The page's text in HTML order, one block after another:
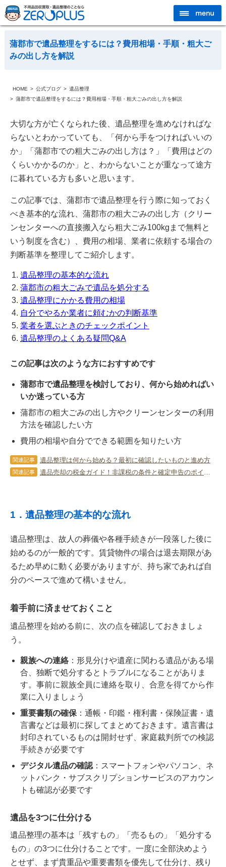
蒲郡市で遺品整理をするには？費用相場・手順・粗大ご
みの出し方を解説
HOME 公式ブログ
遺品整理
蒲郡市で遺品整理をするには？費用相場・手順・粗大ごみの出し方を解説
大切な方が亡くなられた後、遺品整理を進めなければな
らないとわかっていても、「何から手をつければいいの
か」「蒲郡市での粗大ごみの出し方は？」「費用はどの
くらいかかるのか」と、わからないことが重なって途方
に暮れている方も多いと思います。
この記事では、蒲郡市で遺品整理を行う際に知っておく
べき基本的な流れ、蒲郡市の粗大ごみの出し方（クリー
ンセンターへの直接搬入なら粗大ごみ100kgまで無料と
いう制度を含む）、費用の相場、業者に依頼する場合の
判断基準を整理してご紹介します。
遺品整理の基本的な流れ
蒲郡市の粗大ごみで遺品を処分する
遺品整理にかかる費用の相場
自分でやるか業者に頼むかの判断基準
業者を選ぶときのチェックポイント
遺品整理のよくある疑問Q&A
この記事は次のような方におすすめです
蒲郡市で遺品整理を検討しており、何から始めればい
いか迷っている方
蒲郡市の粗大ごみの出し方やクリーンセンターの利用
方法を確認したい方
費用の相場や自分でできる範囲を知りたい方
関連記事 遺品整理は何から始める？最初に確認したいものと進め方
関連記事 遺品売却の税金ガイド！非課税の条件と確定申告のポイント
1．遺品整理の基本的な流れ
遺品整理は、故人の葬儀や各種手続きが一段落した後に
始めるのが一般的です。賃貸物件の場合は退去期限があ
るため早めに動く必要がありますが、持ち家であれば自
分のペースで進めて構いません。
着手前に済ませておくこと
遺品整理を始める前に、次の点を確認しておきましょ
う。
親族への連絡 ：形見分けや遺産に関わる遺品がある場
合、独断で処分するとトラブルになることがありま
す。事前に親族全員に連絡を取り、合意を得てから作
業に入りましょう
重要書類の確保 ：通帳・印鑑・権利書・保険証書・遺
言書などは最初に探してまとめておきます。遺言書は
封印されているものは開封せず、家庭裁判所での検認
手続きが必要です
デジタル遺品の確認 ：スマートフォンやパソコン、ネ
ットバンク・サブスクリプションサービスのアカウン
トも確認が必要です
遺品を3つに仕分ける
遺品整理の基本は「残すもの」「売るもの」「処分する
もの」の3つに仕分けることです。一度に全部決めよう
とせず、まず貴重品や重要書類を優先して仕分け、残り